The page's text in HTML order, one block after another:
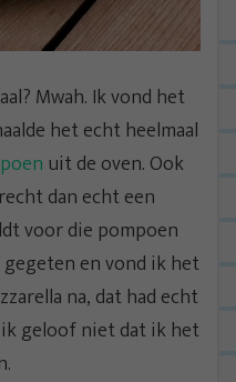
Mwah. Ik vond het
het echt heelmaal
uit de oven. Ook
dan echt een
voor die pompoen
en vond ik het
na, dat had echt
geloof niet dat ik het